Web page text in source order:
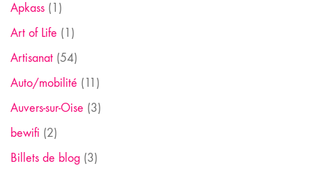
Apkass (1)
Art of Life (1)
Artisanat (54)
Auto/mobilité (11)
Auvers-sur-Oise (3)
bewifi (2)
Billets de blog (3)